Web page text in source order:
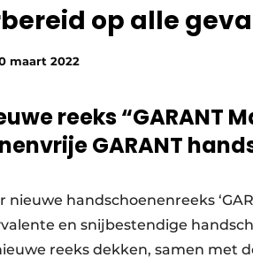
aanmeldenop alle
maart 2022
reeks “GARANT
GARANT
nieuwe handschoenenreeks
en snijbestendige
reeks dekken, samen met